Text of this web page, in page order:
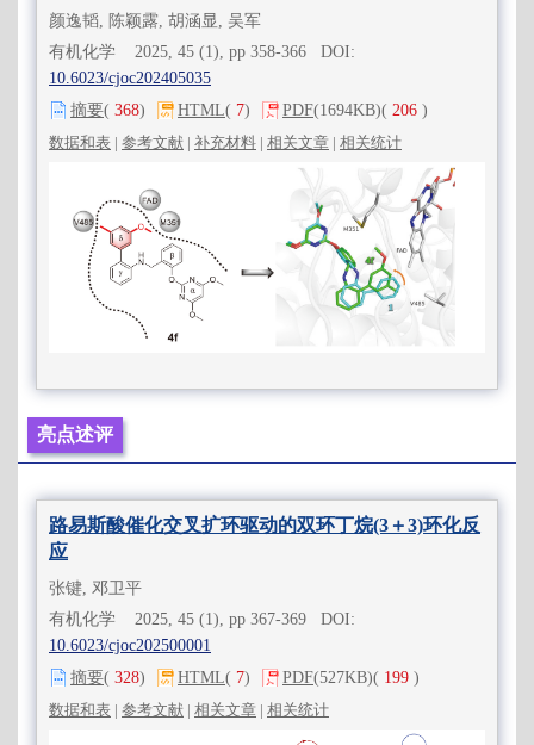
颜逸韬, 陈颖露, 胡涵显, 吴军
有机化学 2025, 45 (1), pp 358-366 DOI:
10.6023/cjoc202405035
摘要( 368) HTML( 7) PDF(1694KB)( 206 )
数据和表 | 参考文献 | 补充材料 | 相关文章 | 相关统计
亮点述评
路易斯酸催化交叉扩环驱动的双环丁烷(3＋3)环化反
应
张键, 邓卫平
有机化学 2025, 45 (1), pp 367-369 DOI:
10.6023/cjoc202500001
摘要( 328) HTML( 7) PDF(527KB)( 199 )
数据和表 | 参考文献 | 相关文章 | 相关统计